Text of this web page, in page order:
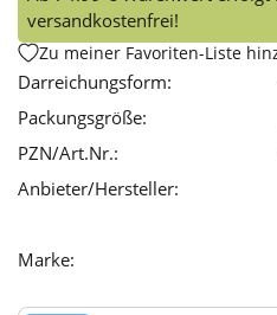
versandkostenfrei!
Zu meiner Favoriten-Liste
Darreichungsform:
Packungsgröße:
PZN/Art.Nr.:
Anbieter/Hersteller:
Marke: